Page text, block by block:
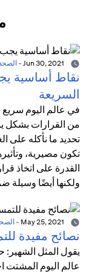
-
نقاط أساسية
السريعة
في عالم اليوم سريع
من القرارات بشكل
تحديد ما نأكله على
تكون مصيرية،
القدرة على اتخاذ
ولكنها أيضًا وسيلة
-
نصائح مفيدة
يقول المثل الشهير:
عالم اليوم المشتت